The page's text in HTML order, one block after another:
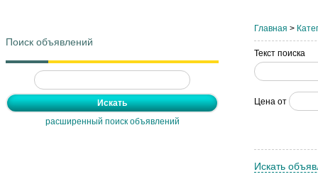
Поиск объявлений
расширенный поиск объявлений
Главная >
Текст поиска
Цена от
Искать